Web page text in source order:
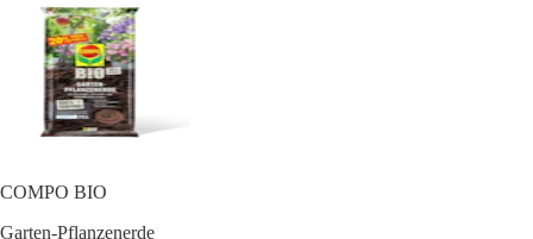
COMPO BIO
Garten-Pflanzenerde